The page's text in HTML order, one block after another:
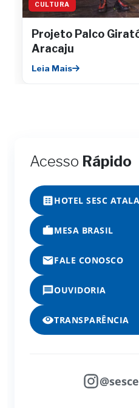
CULTURA
Projeto Palco
Aracaju
Leia Mais
Acesso Rápido
HOTEL SESC
MESA BRASIL
FALE CONOSCO
OUVIDORIA
TRANSPARÊNCIA